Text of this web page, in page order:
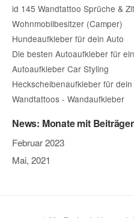
id 145 Wandtattoo Sprüche &
Wohnmobilbesitzer (Camper)
Hundeaufkleber für dein Auto
Die besten Autoaufkleber für
Autoaufkleber Car Styling
Heckscheibenaufkleber für dein
Wandtattoos - Wandaufkleber
News: Monate mit
Februar 2023
Mai, 2021